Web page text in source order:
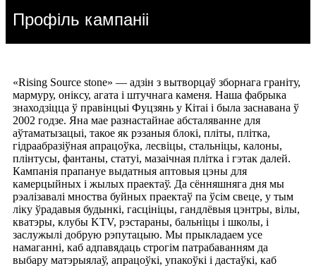
Профіль кампаніі
«Rising Source stone» — адзін з вытворцаў зборнага граніту,
мармуру, оніксу, агата і штучнага каменя. Наша фабрыка
знаходзіцца ў правінцыі Фуцзянь у Кітаі і была заснавана ў
2002 годзе. Яна мае разнастайнае абсталяванне для
аўтаматызацыі, такое як рэзаныя блокі, пліты, плітка,
гідраабразіўная апрацоўка, лесвіцы, стальніцы, калоны,
плінтусы, фантаны, статуі, мазаічная плітка і гэтак далей.
Кампанія прапануе выдатныя аптовыя цэны для
камерцыйных і жылых праектаў. Да сённяшняга дня мы
рэалізавалі мноства буйных праектаў па ўсім свеце, у тым
ліку ўрадавыя будынкі, гасцініцы, гандлёвыя цэнтры, вілы,
кватэры, клубы KTV, рэстараны, бальніцы і школы, і
заслужылі добрую рэпутацыю. Мы прыкладаем усе
намаганні, каб адпавядаць строгім патрабаванням да
выбару матэрыялаў, апрацоўкі, упакоўкі і дастаўкі, каб